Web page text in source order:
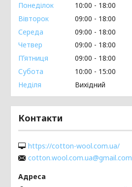
Понеділок 10:00
18:00
Вівторок
09:00
18:00
Середа
09:00
18:00
Четвер
09:00
18:00
Пʼятниця
09:00
18:00
Субота
10:00
15:00
Неділя
Вихідний
Контакти
https://cotton-wool.com.ua/
cotton.wool.com.ua@gmail.com